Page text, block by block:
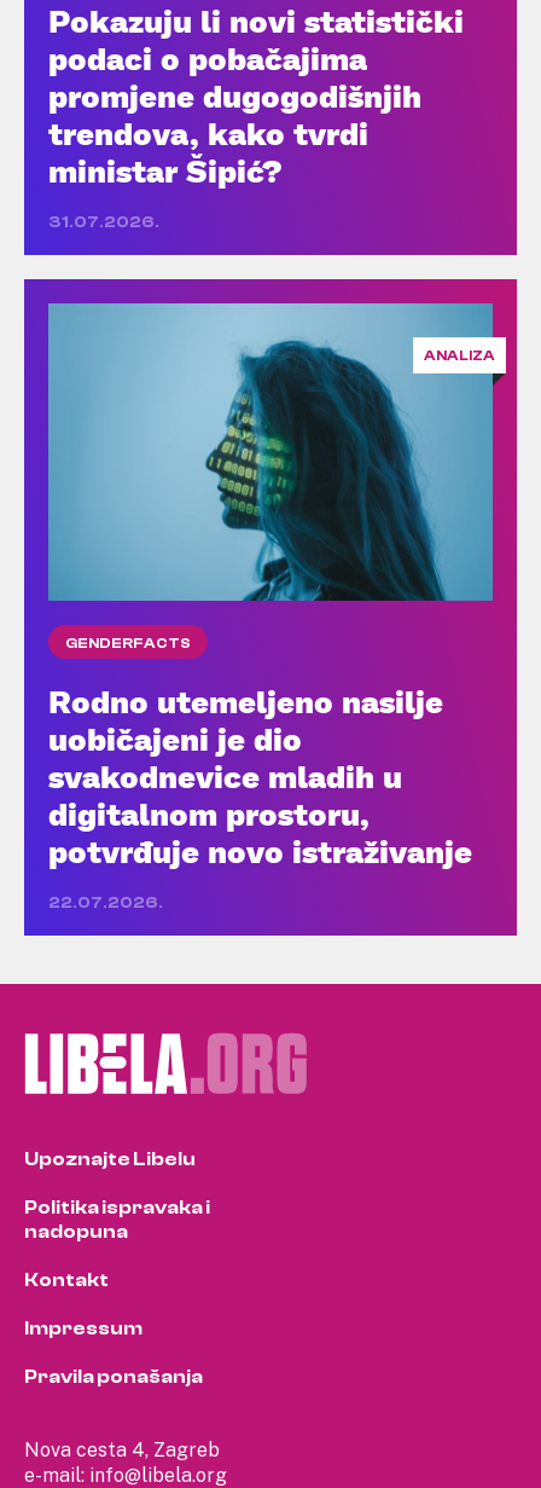
Pokazuju li novi statistički
podaci o pobačajima
promjene dugogodišnjih
trendova, kako tvrdi
ministar Šipić?
31.07.2026.
ANALIZA
GENDERFACTS
Rodno utemeljeno nasilje
uobičajeni je dio
svakodnevice mladih u
digitalnom prostoru,
potvrđuje novo istraživanje
22.07.2026.
Nova cesta 4, Zagreb
e-mail: info@libela.org
Upoznajte Libelu
Politika ispravaka i
nadopuna
Kontakt
Impressum
Pravila ponašanja